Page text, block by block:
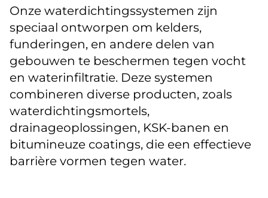
Onze waterdichtingssystemen zijn
speciaal ontworpen om kelders,
funderingen, en andere delen van
gebouwen te beschermen tegen vocht
en waterinfiltratie. Deze systemen
combineren diverse producten, zoals
waterdichtingsmortels,
drainageoplossingen, KSK-banen en
bitumineuze coatings, die een effectieve
barrière vormen tegen water.